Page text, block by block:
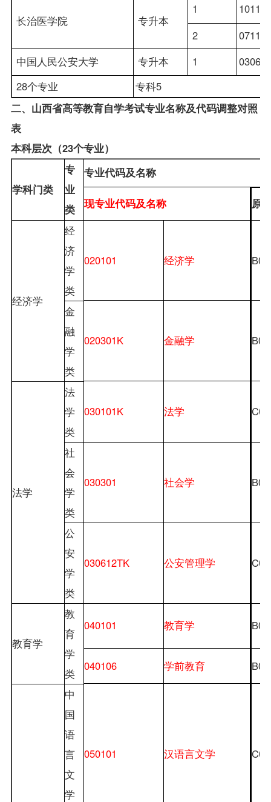
长治医学院 专升本
1
101101
2
071102
中国人民公安大学
专升本 1
28个专业
专科5
二、山西省高等教育自学考试专业名称及代码调整对照
表
本科层次（23个专业）
学科门类
专
业
类
专业代码及名称
现专业代码及名称 原
经济学
经
济
学
类
020101 经济学
金
融
学
类
020301K 金融学
法学
法
学
类
030101K 法学
社
会
学
类
030301 社会学
公
安
学
类
030612TK 公安管理学
教育学
教
育
学
类
040101 教育学
040106 学前教育
中
国
语
言
文
学
050101 汉语言文学